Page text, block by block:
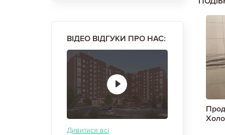
ВІДЕО ВІДГУКИ ПРО НАС:
Дивитися всі
Продам 2-х кімнатну квартиру,
Холодная Гора, Холодная Гора
метро, Код: 802425/1